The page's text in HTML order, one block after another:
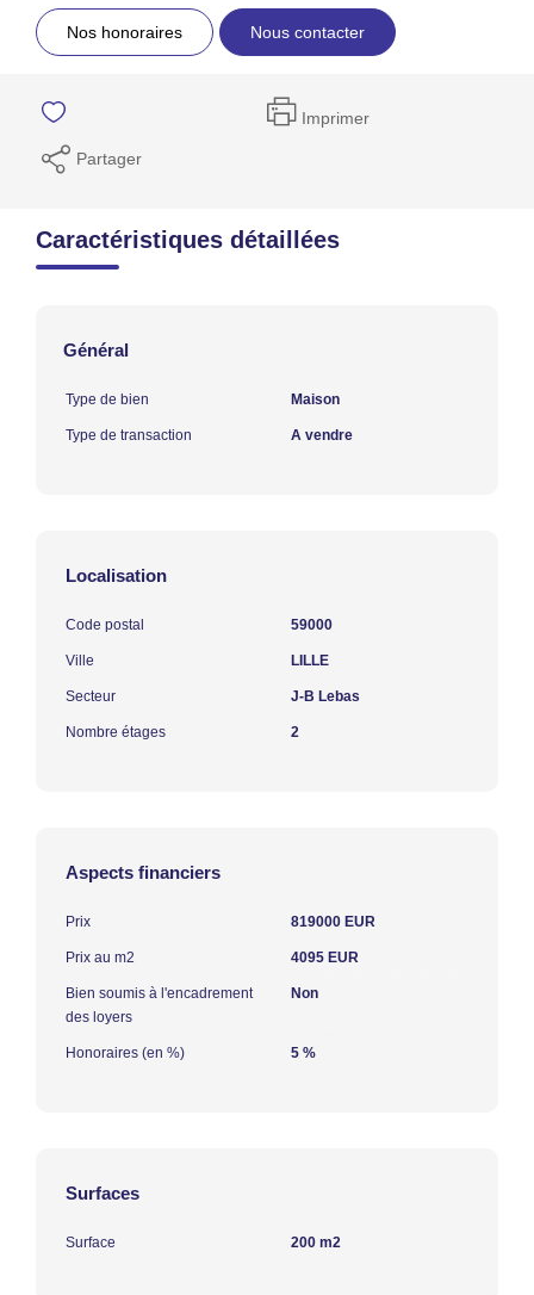
Nos honoraires Nous contacter
Imprimer
Partager
Caractéristiques détaillées
Général
Type de bien Maison
Type de transaction A vendre
Localisation
Code postal 59000
Ville LILLE
Secteur J-B Lebas
Nombre étages 2
Aspects financiers
Prix 819000 EUR
Prix au m2 4095 EUR
Bien soumis à l'encadrement
des loyers
Non
Honoraires (en %) 5 %
Surfaces
Surface 200 m2